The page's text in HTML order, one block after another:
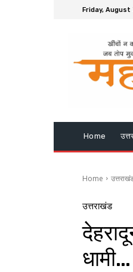
Friday, August
Home
Home
उत्तराखंड
धामी…